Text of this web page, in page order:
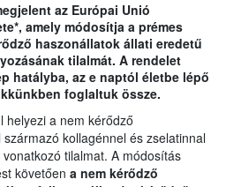
az Európai Unió
amely módosítja a prémes
haszonállatok állati eredetű
tilalmát. A rendelet
hatályba, az e naptól életbe lépő
foglaltuk össze.
helyezi a nem kérődző
kollagénnel és zselatinnal
tilalmat. A módosítás
követően a nem kérődző